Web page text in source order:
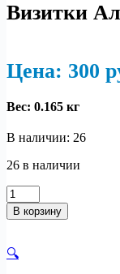
🔍
Визитки
Цена: 300 р
Вес: 0.165 кг
В наличии: 26
26 в наличии
Количество
товара
Визитки
Анона
В корзину